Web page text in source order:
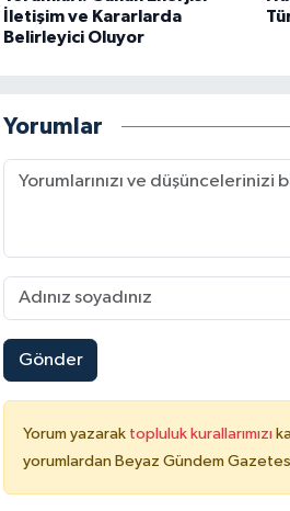
İletişim ve Kararlarda
Belirleyici Oluyor
Yorumlar
Gönder
Yorum yazarak topluluk kurallarımızı
yorumlardan Beyaz Gündem